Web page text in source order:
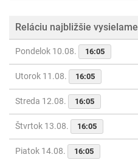
Reláciu najbližšie vysielame
Pondelok 10.08. 16:05
Utorok 11.08. 16:05
Streda 12.08. 16:05
Štvrtok 13.08. 16:05
Piatok 14.08. 16:05